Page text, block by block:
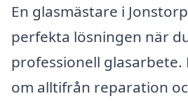
En glasmästare i
perfekta lösningen när
professionell glasarbete.
om alltifrån reparation